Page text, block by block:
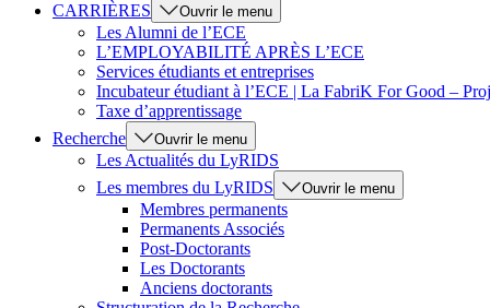
CARRIÈRES
Ouvrir le menu
Les Alumni de l’ECE
L’EMPLOYABILITÉ APRÈS L’ECE
Services étudiants et entreprises
Incubateur étudiant à l’ECE | La FabriK For Good –
Taxe d’apprentissage
Recherche
Ouvrir le menu
Les Actualités du LyRIDS
Les membres du LyRIDS
Ouvrir le menu
Membres permanents
Permanents Associés
Post-Doctorants
Les Doctorants
Anciens doctorants